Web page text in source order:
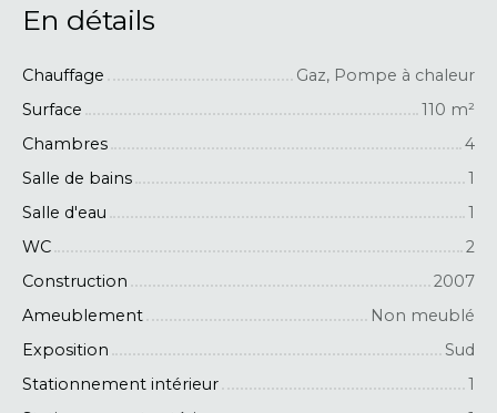
En détails
Chauffage
Gaz, Pompe à chaleur
Surface
110 m²
Chambres
4
Salle de bains
1
Salle d'eau
1
WC
2
Construction
2007
Ameublement
Non meublé
Exposition
Sud
Stationnement intérieur
1